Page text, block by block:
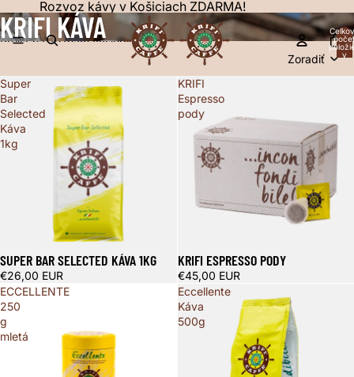
Rozvoz kávy v Košiciach ZDARMA!
počet
v
KRIFI KÁVA
Prejsť na zoznam výsledkov
Zoradiť
Super
Bar
Selected
Káva
1kg
SUPER BAR SELECTED KÁVA 1KG
€26,00 EUR
KRIFI
Espresso
pody
KRIFI ESPRESSO PODY
€45,00 EUR
ECCELLENTE
250
g
mletá
Eccellente
Káva
500g